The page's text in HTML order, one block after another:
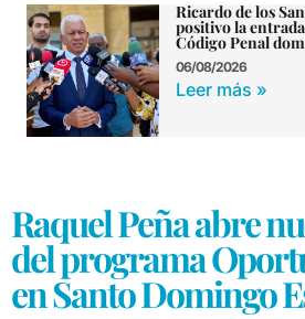
Ricardo de los
positivo la
Código Penal
06/08/2026
Leer más »
Raquel Peña abre
del programa
en Santo Domingo